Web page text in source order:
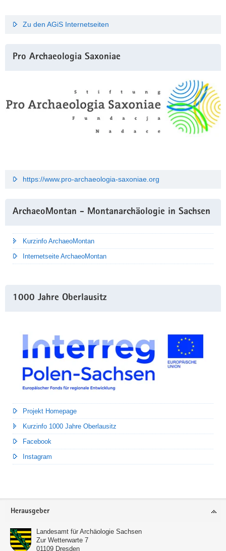
Zu den AGiS Internetseiten
Pro Archaeologia Saxoniae
https://www.pro-archaeologia-saxoniae.org
ArchaeoMontan - Montanarchäologie in Sachsen
Kurzinfo ArchaeoMontan
Internetseite ArchaeoMontan
1000 Jahre Oberlausitz
Projekt Homepage
Kurzinfo 1000 Jahre Oberlausitz
Facebook
Instagram
Footer-
Herausgeber
Landesamt für Archäologie Sachsen
Zur Wetterwarte 7
01109 Dresden